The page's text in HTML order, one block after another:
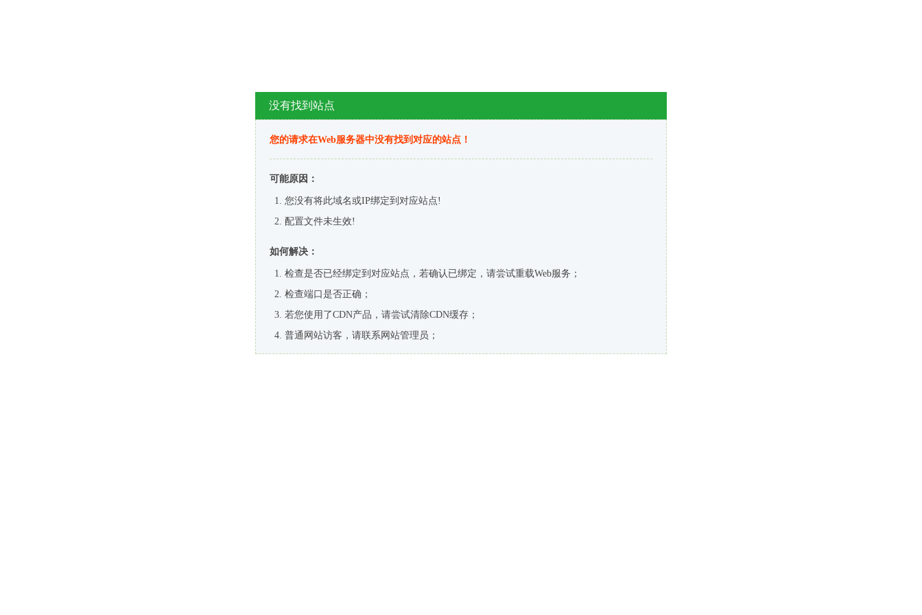
没有找到站点
您的请求在Web服务器中没有找到对应的站点！
可能原因：
您没有将此域名或IP绑定到对应站点!
配置文件未生效!
如何解决：
检查是否已经绑定到对应站点，若确认已绑定，请尝试重载Web服务；
检查端口是否正确；
若您使用了CDN产品，请尝试清除CDN缓存；
普通网站访客，请联系网站管理员；